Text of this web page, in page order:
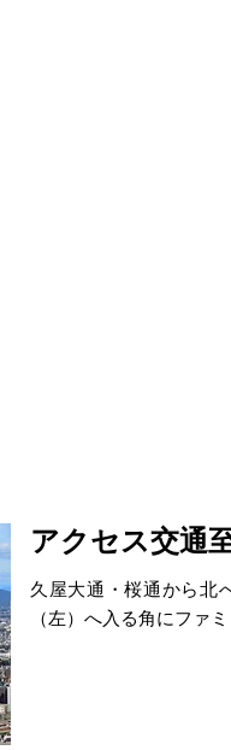
アクセス交通
久屋大通・桜通から北
（左）へ入る角にファ